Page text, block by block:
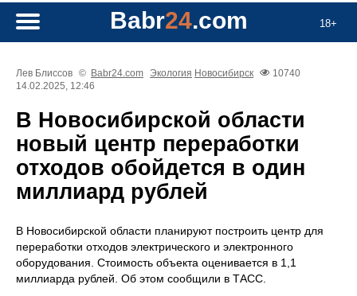
18+
Babr24.com
Лев Блиссов © Babr24.com Экология Новосибирск
10740
14.02.2025, 12:46
В Новосибирской области
новый центр переработки
отходов обойдется в один
миллиард рублей
В Новосибирской области планируют построить центр для
переработки отходов электрического и электронного
оборудования. Стоимость объекта оценивается в 1,1
миллиарда рублей. Об этом сообщили в ТАСС.